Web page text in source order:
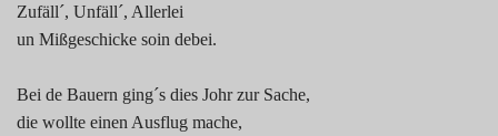
Zufäll´, Unfäll´, Allerlei
un Mißgeschicke soin debei.
Bei de Bauern ging´s dies Johr zur Sache,
die wollte einen Ausflug mache,